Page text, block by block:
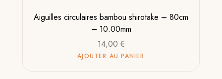
Aiguilles circulaires bambou shirotake – 80cm
– 10.00mm
14,00 €
AJOUTER AU PANIER